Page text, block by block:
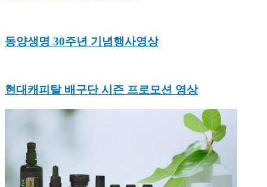
동양생명 30주년 기념행사영상
현대캐피탈 배구단 시즌 프로모션 영상